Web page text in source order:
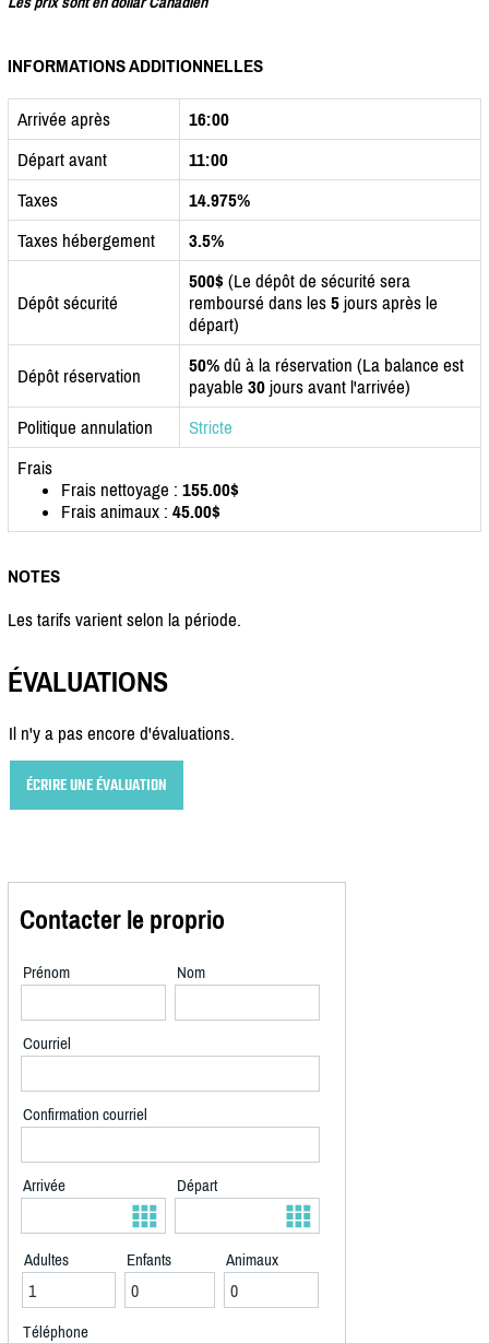
INFORMATIONS ADDITIONNELLES
Arrivée après
16:00
Départ avant
11:00
Taxes
14.975%
Taxes hébergement
3.5%
Dépôt sécurité
500$ (Le dépôt de sécurité sera
remboursé dans les 5 jours après le
départ)
Dépôt réservation 50% dû à la réservation (La balance est
payable 30 jours avant l'arrivée)
Politique annulation
Stricte
Frais
Frais nettoyage : 155.00$
Frais animaux : 45.00$
NOTES
Les tarifs varient selon la période.
ÉVALUATIONS
Il n'y a pas encore d'évaluations.
ÉCRIRE UNE ÉVALUATION
Contacter le proprio
Prénom Nom
Courriel
Confirmation courriel
Arrivée Départ
Adultes Enfants Animaux
Téléphone